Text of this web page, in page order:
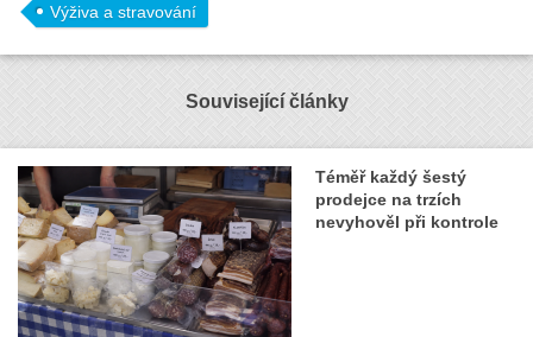
Výživa a stravování
Související články
Téměř každý šestý
prodejce na trzích
nevyhověl při kontrole